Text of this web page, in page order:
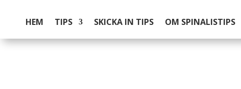
HEM TIPS SKICKA IN TIPS OM SPINALISTIPS